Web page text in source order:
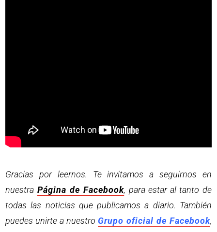
Gracias por leernos. Te invitamos a seguirnos en
nuestra Página de Facebook, para estar al tanto de
todas las noticias que publicamos a diario. También
puedes unirte a nuestro Grupo oficial de Facebook,